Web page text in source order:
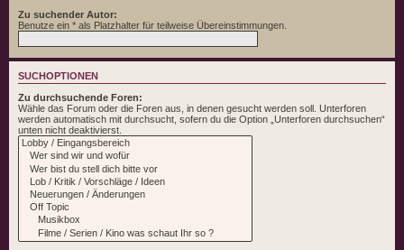
Zu suchender Autor:
Benutze ein * als Platzhalter für teilweise Übereinstimmungen.
SUCHOPTIONEN
Zu durchsuchende Foren:
Wähle das Forum oder die Foren aus, in denen gesucht werden soll. Unterforen
werden automatisch mit durchsucht, sofern du die Option „Unterforen durchsuchen“
unten nicht deaktivierst.